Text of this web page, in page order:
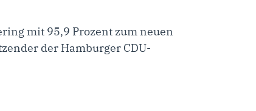
mit 95,9 Prozent zum neuen
der Hamburger CDU-